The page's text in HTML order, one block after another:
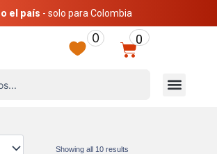
el país - solo para Colombia
0 0
Carrito
Menú
Showing all 10 results